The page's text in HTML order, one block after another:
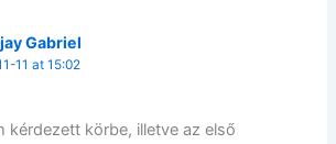
Gabriel
11 at 15:02
kérdezett körbe, illetve az első